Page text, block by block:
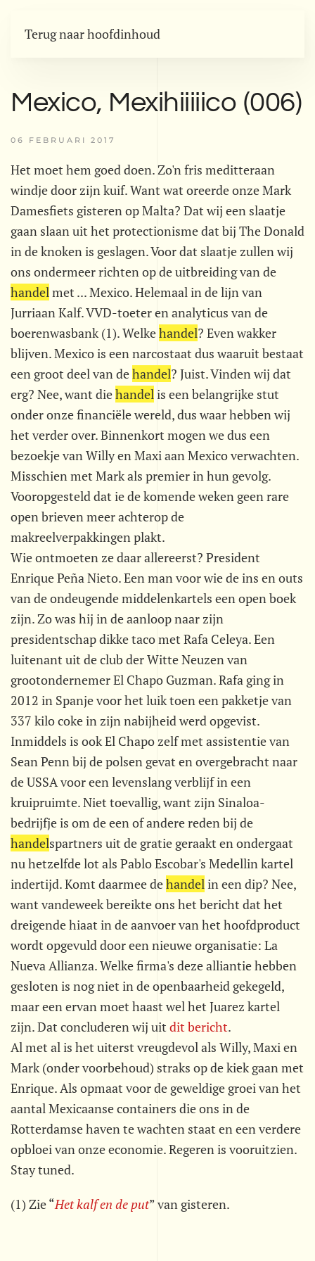
Terug naar hoofdinhoud
Mexico, Mexihiiiiico (006)
06 FEBRUARI 2017
Het moet hem goed doen. Zo'n fris meditteraan
windje door zijn kuif. Want wat oreerde onze Mark
Damesfiets gisteren op Malta? Dat wij een slaatje
gaan slaan uit het protectionisme dat bij The Donald
in de knoken is geslagen. Voor dat slaatje zullen wij
ons ondermeer richten op de uitbreiding van de
handelmet ... Mexico. Helemaal in de lijn van
Jurriaan Kalf. VVD-toeter en analyticus van de
boerenwasbank (1). Welkehandel? Even wakker
blijven. Mexico is een narcostaat dus waaruit bestaat
een groot deel van dehandel? Juist. Vinden wij dat
erg? Nee, want diehandelis een belangrijke stut
onder onze financiële wereld, dus waar hebben wij
het verder over. Binnenkort mogen we dus een
bezoekje van Willy en Maxi aan Mexico verwachten.
Misschien met Mark als premier in hun gevolg.
Vooropgesteld dat ie de komende weken geen rare
open brieven meer achterop de
makreelverpakkingen plakt.
Wie ontmoeten ze daar allereerst? President
Enrique Peña Nieto. Een man voor wie de ins en outs
van de ondeugende middelenkartels een open boek
zijn. Zo was hij in de aanloop naar zijn
presidentschap dikke taco met Rafa Celeya. Een
luitenant uit de club der Witte Neuzen van
grootondernemer El Chapo Guzman. Rafa ging in
2012 in Spanje voor het luik toen een pakketje van
337 kilo coke in zijn nabijheid werd opgevist.
Inmiddels is ook El Chapo zelf met assistentie van
Sean Penn bij de polsen gevat en overgebracht naar
de USSA voor een levenslang verblijf in een
kruipruimte. Niet toevallig, want zijn Sinaloa-
bedrijfje is om de een of andere reden bij de
handelspartners uit de gratie geraakt en ondergaat
nu hetzelfde lot als Pablo Escobar's Medellin kartel
indertijd. Komt daarmee dehandelin een dip? Nee,
want vandeweek bereikte ons het bericht dat het
dreigende hiaat in de aanvoer van het hoofdproduct
wordt opgevuld door een nieuwe organisatie: La
Nueva Allianza. Welke firma's deze alliantie hebben
gesloten is nog niet in de openbaarheid gekegeld,
maar een ervan moet haast wel het Juarez kartel
zijn. Dat concluderen wij uit dit bericht.
Al met al is het uiterst vreugdevol als Willy, Maxi en
Mark (onder voorbehoud) straks op de kiek gaan met
Enrique. Als opmaat voor de geweldige groei van het
aantal Mexicaanse containers die ons in de
Rotterdamse haven te wachten staat en een verdere
opbloei van onze economie. Regeren is vooruitzien.
Stay tuned.
(1) Zie “Het kalf en de put” van gisteren.